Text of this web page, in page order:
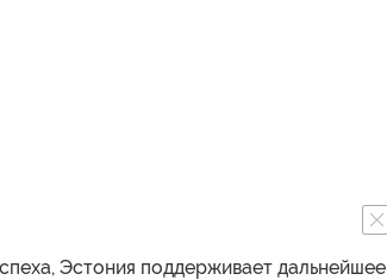
Эстония поддерживает дальнейшее